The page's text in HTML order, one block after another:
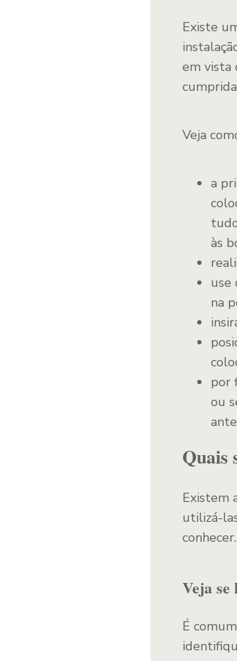
Existe
em vista
Veja
a
às
use
na
por
ou
Quais
Existem
utilizá-
conhecer.
Veja
É